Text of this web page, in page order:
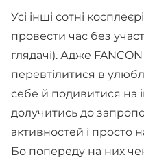
Усі інші сотні
провести час без
глядачі). Адже
перевтілитися в
себе й подивитися на
долучитись до
активностей і просто
Бо попереду на них